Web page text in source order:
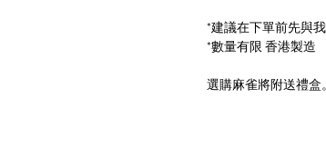
*建議在下單前先與
*數量有限 香港製造
選購麻雀將附送禮盒。